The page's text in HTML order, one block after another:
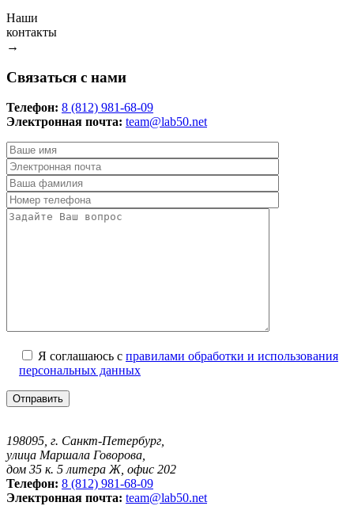
Наши
контакты
→
Связаться с нами
Телефон: 8 (812) 981-68-09
Электронная почта: team@lab50.net
Я соглашаюсь с правилами обработки и использования
персональных данных
198095, г. Санкт-Петербург,
улица Маршала Говорова,
дом 35 к. 5 литера Ж, офис 202
Телефон: 8 (812) 981-68-09
Электронная почта: team@lab50.net